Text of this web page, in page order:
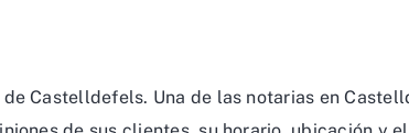
Castelldefels. Una de las notarias en